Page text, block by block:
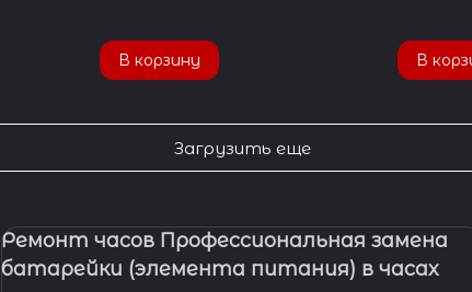
В корзину В
Загрузить еще
Ремонт часов Профессиональная замена
батарейки (элемента питания) в часах